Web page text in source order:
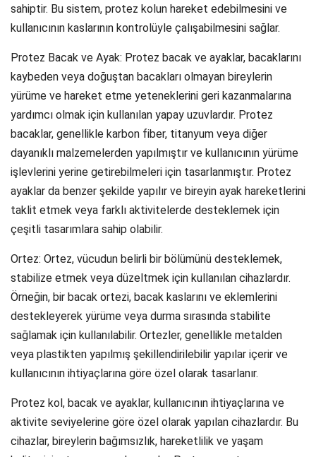
sahiptir. Bu sistem, protez kolun hareket edebilmesini ve
kullanıcının kaslarının kontrolüyle çalışabilmesini sağlar.
Protez Bacak ve Ayak: Protez bacak ve ayaklar, bacaklarını
kaybeden veya doğuştan bacakları olmayan bireylerin
yürüme ve hareket etme yeteneklerini geri kazanmalarına
yardımcı olmak için kullanılan yapay uzuvlardır. Protez
bacaklar, genellikle karbon fiber, titanyum veya diğer
dayanıklı malzemelerden yapılmıştır ve kullanıcının yürüme
işlevlerini yerine getirebilmeleri için tasarlanmıştır. Protez
ayaklar da benzer şekilde yapılır ve bireyin ayak hareketlerini
taklit etmek veya farklı aktivitelerde desteklemek için
çeşitli tasarımlara sahip olabilir.
Ortez: Ortez, vücudun belirli bir bölümünü desteklemek,
stabilize etmek veya düzeltmek için kullanılan cihazlardır.
Örneğin, bir bacak ortezi, bacak kaslarını ve eklemlerini
destekleyerek yürüme veya durma sırasında stabilite
sağlamak için kullanılabilir. Ortezler, genellikle metalden
veya plastikten yapılmış şekillendirilebilir yapılar içerir ve
kullanıcının ihtiyaçlarına göre özel olarak tasarlanır.
Protez kol, bacak ve ayaklar, kullanıcının ihtiyaçlarına ve
aktivite seviyelerine göre özel olarak yapılan cihazlardır. Bu
cihazlar, bireylerin bağımsızlık, hareketlilik ve yaşam